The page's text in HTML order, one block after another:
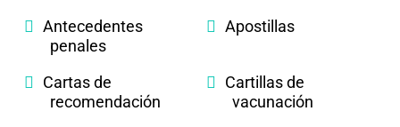
Antecedentes
penales
Apostillas
Cartas de
recomendación
Cartillas de
vacunación